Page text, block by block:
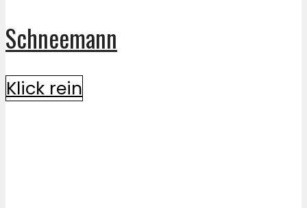
Schneemann
Klick rein